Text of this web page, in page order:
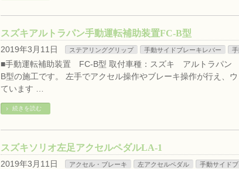
スズキアルトラパン手動運転補助装置FC-B型
2019年3月11日 ステアリンググリップ 手動サイドブレーキレバー
■手動運転補助装置 FC-B型 取付車種：スズキ アルトラパン
B型の施工です。 左手でアクセル操作やブレーキ操作が行え、
ています …
続きを読む
スズキソリオ左足アクセルペダルLA-1
2019年3月11日 アクセル・ブレーキ 左アクセルペダル 手動サイド